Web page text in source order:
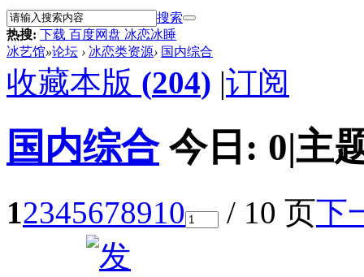
搜索
热搜: 下载 百度网盘 冰恋冰睡
冰艺馆»论坛 › 冰恋类资源› 国内综合
收藏本版 (204) |订阅
国内综合 今日: 0|主
12345678910 / 10 页下